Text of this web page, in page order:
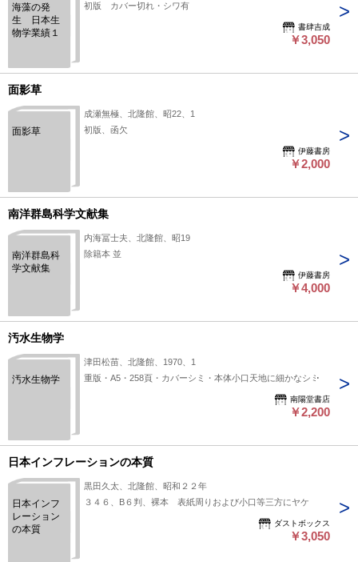
海藻の発
生 日本生
物学業績１
初版 カバー切れ・シワ有
書肆吉成
￥3,050
面影草
面影草
成瀬無極、北隆館、昭22、1
初版、函欠
伊藤書房
￥2,000
南洋群島科学文献集
南洋群島科
学文献集
内海冨士夫、北隆館、昭19
除籍本 並
伊藤書房
￥4,000
汚水生物学
汚水生物学
津田松苗、北隆館、1970、1
重版・A5・258頁・カバーシミ・本体小口天地に細かなシミ
南陽堂書店
￥2,200
日本インフレーションの本質
日本インフ
レーション
の本質
黒田久太、北隆館、昭和２２年
３４６、B６判、裸本 表紙周りおよび小口等三方にヤケ
ダストボックス
￥3,050